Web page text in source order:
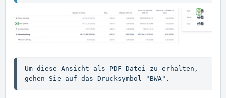
Um diese Ansicht als PDF-Datei zu erhalten,
gehen Sie auf das Drucksymbol "BWA".